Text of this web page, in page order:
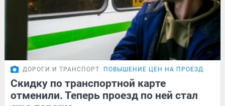
ДОРОГИ И ТРАНСПОРТ ПОВЫШЕНИЕ ЦЕН НА ПРОЕЗД
Скидку по транспортной карте
отменили. Теперь проезд по ней стал